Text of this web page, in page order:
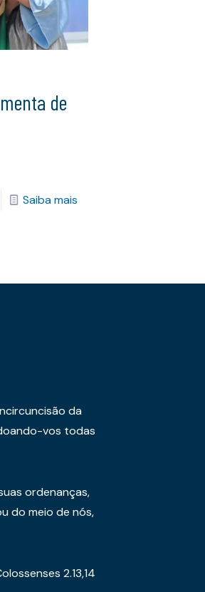
de
Saiba mais
da
vos todas
ordenanças,
do meio de nós,
2.13,14